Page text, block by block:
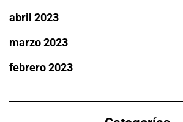
abril 2023
marzo 2023
febrero 2023